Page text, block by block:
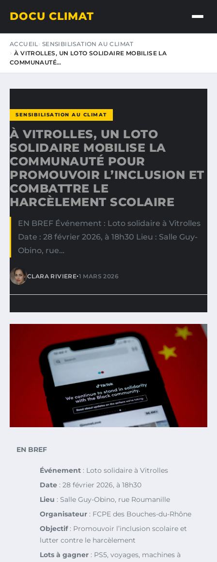
DOCU CLIMAT
ACCUEIL SENSIBILISATION AU CLIMAT
À VITROLLES, UN LOTO SOLIDAIRE MOBILISE LA
COMMUNAUTÉ…
SENSIBILISATION AU CLIMAT
À VITROLLES, UN LOTO
SOLIDAIRE MOBILISE LA
COMMUNAUTÉ POUR
PROMOUVOIR L’INCLUSION ET
COMBATTRE LE
HARCÈLEMENT SCOLAIRE
EN BREF Événement : Loto solidaire à Vitrolles
Date : 28 février 2026, à 18h30 Lieu : Salle Guy-
Obino, rue…
CLARA RIVIERE•1 MARS 2026
EN BREF
Événement : Loto solidaire à Vitrolles
Date : 28 février 2026, à 18h30
Lieu : Salle Guy-Obino, rue Roumanille
Organisateur : FCPE des Bouches-du-Rhône
Objectif: Promouvoir l’inclusion scolaire et
lutter contre le harcèlement
Lots à gagner : PS5, voyages, machines à